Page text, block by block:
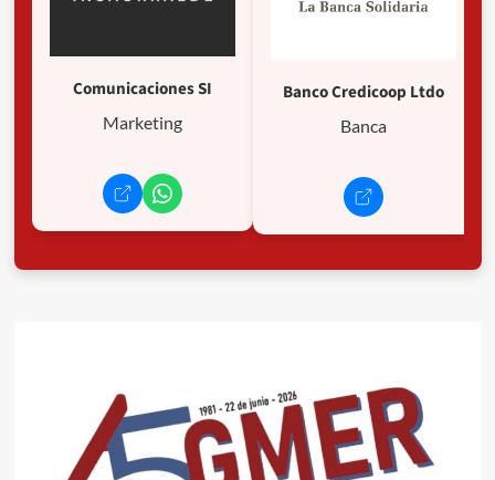
Comunicaciones SI
Marketing
Banco Credicoop Ltdo
Banca